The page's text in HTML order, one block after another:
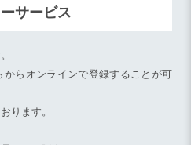
サービス
らオンラインで登録することが可
ります。